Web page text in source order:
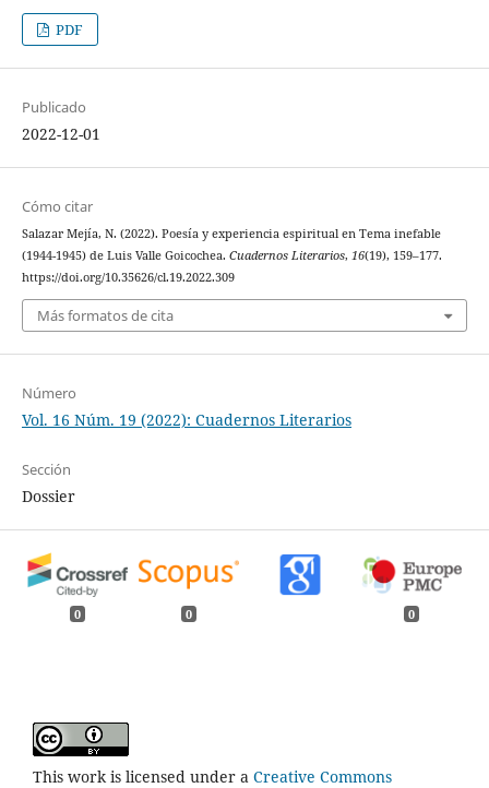
PDF
Publicado
2022-12-01
Cómo citar
Salazar Mejía, N. (2022). Poesía y experiencia espiritual en Tema inefable
(1944-1945) de Luis Valle Goicochea. Cuadernos Literarios, 16(19), 159–177.
https://doi.org/10.35626/cl.19.2022.309
Más formatos de cita
Número
Vol. 16 Núm. 19 (2022): Cuadernos Literarios
Sección
Dossier
0 0 0
This work is licensed under a Creative Commons